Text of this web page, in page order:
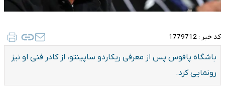
کد خبر : 1779712
باشگاه پافوس پس از معرفی ریکاردو ساپینتو، از کادر فنی او نیز
رونمایی کرد.